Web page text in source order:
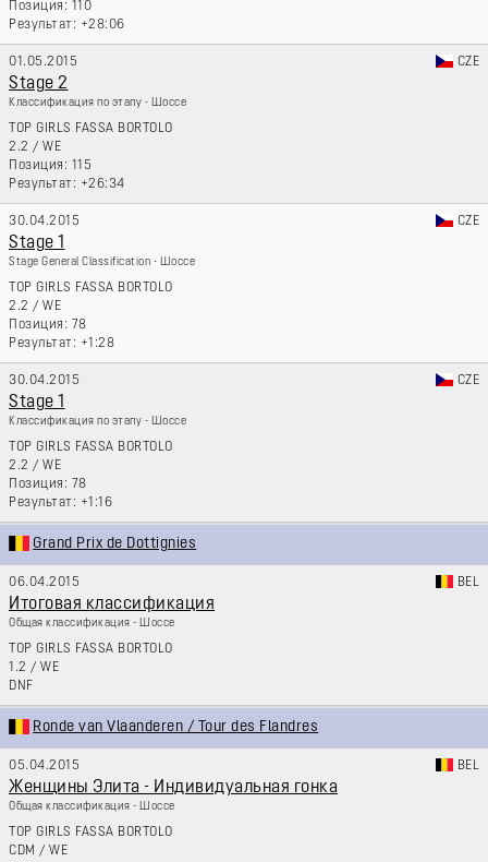
110
+28:06
01.05.2015 CZE
Stage 2
Классификация по этапу - Шоссе
TOP GIRLS FASSA BORTOLO
2.2 / WE
115
+26:34
30.04.2015 CZE
Stage 1
Stage General Classification - Шоссе
TOP GIRLS FASSA BORTOLO
2.2 / WE
78
+1:28
30.04.2015 CZE
Stage 1
Классификация по этапу - Шоссе
TOP GIRLS FASSA BORTOLO
2.2 / WE
78
+1:16
Grand Prix de Dottignies
06.04.2015 BEL
Итоговая классификация
Общая классификация - Шоссе
TOP GIRLS FASSA BORTOLO
1.2 / WE
DNF
Ronde van Vlaanderen / Tour des Flandres
05.04.2015 BEL
Женщины Элита - Индивидуальная гонка
Общая классификация - Шоссе
TOP GIRLS FASSA BORTOLO
CDM / WE